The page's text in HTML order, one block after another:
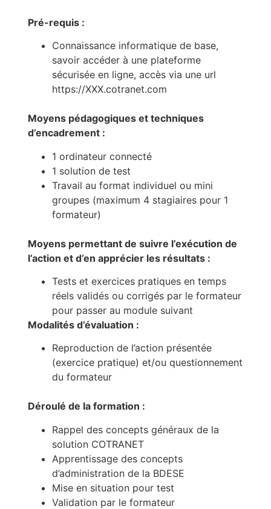
Pré-requis :
Connaissance informatique de base,
savoir accéder à une plateforme
sécurisée en ligne, accès via une url
https://XXX.cotranet.com
Moyens pédagogiques et techniques
d’encadrement :
1 ordinateur connecté
1 solution de test
Travail au format individuel ou mini
groupes (maximum 4 stagiaires pour 1
formateur)
Moyens permettant de suivre l’exécution de
l’action et d’en apprécier les résultats :
Tests et exercices pratiques en temps
réels validés ou corrigés par le formateur
pour passer au module suivant
Modalités d’évaluation :
Reproduction de l’action présentée
(exercice pratique) et/ou questionnement
du formateur
Déroulé de la formation :
Rappel des concepts généraux de la
solution COTRANET
Apprentissage des concepts
d’administration de la BDESE
Mise en situation pour test
Validation par le formateur